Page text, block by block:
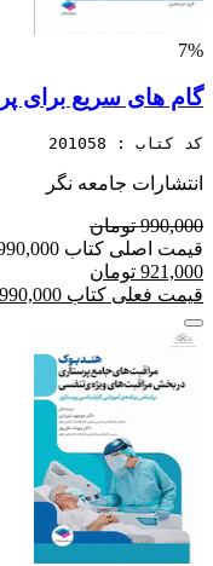
7%
گام های سریع برای
کد کتاب : 201058
انتشارات جامعه نگر
990,000 تومان
قیمت اصلی کتاب 990,000 تومان بود
921,000 تومان
قیمت فعلی کتاب 990,000 تومان است